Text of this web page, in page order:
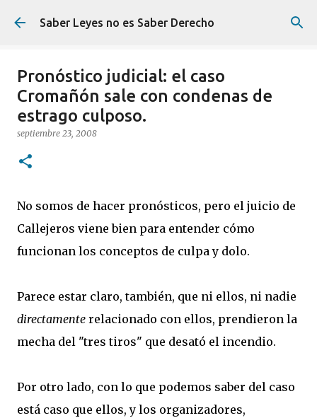
Ir al contenido principal
Saber Leyes no es Saber Derecho
Pronóstico judicial: el caso
Cromañón sale con condenas de
estrago culposo.
septiembre 23, 2008
No somos de hacer pronósticos, pero el juicio de
Callejeros viene bien para entender cómo
funcionan los conceptos de culpa y dolo.
Parece estar claro, también, que ni ellos, ni nadie
directamente relacionado con ellos, prendieron la
mecha del "tres tiros" que desató el incendio.
Por otro lado, con lo que podemos saber del caso
está caso que ellos, y los organizadores,